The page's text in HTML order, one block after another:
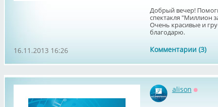
Добрый вечер!
спектакля "Миллион
Очень красивые и
благодарю.
Комментарии (3)
16.11.2013 16:26
alison